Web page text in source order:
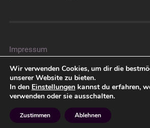
Impressum
© 2026JU – CHRISTINA BUSSE
Wir verwenden Cookies, um dir die
unserer Website zu bieten.
In den Einstellungen kannst du erfahren,
verwenden oder sie ausschalten.
Zustimmen Ablehnen